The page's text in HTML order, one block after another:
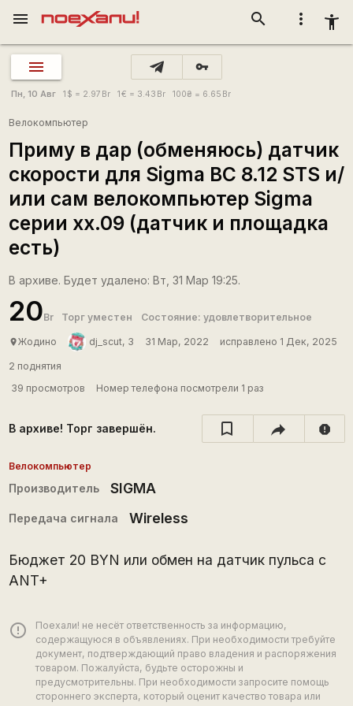
more_vert accessibility_new
search
menu
vpn_key
Пн, 10 Авг 1 $ = 2.97 Br 1€ = 3.43 Br 100₴ = 6.65 Br
Велокомпьютер
Приму в дар (обменяюсь) датчик
скорости для Sigma BC 8.12 STS и/
или сам велокомпьютер Sigma
серии хх.09 (датчик и площадка
есть)
В архиве. Будет удалено: Вт, 31 Мар 19:25.
20Br Торг уместен Состояние: удовлетворительное
placeЖодино dj_scut, 3 31 Мар, 2022 исправлено 1 Дек, 2025
2 поднятия
39 просмотров
Номер телефона посмотрели 1 раз
В архиве! Торг завершён. report
Велокомпьютер
Производитель SIGMA
Передача сигнала Wireless
Бюджет 20 BYN или обмен на датчик пульса с
ANT+
error_outline
Поехали! не несёт ответственность за информацию,
содержащуюся в объявлениях. При необходимости требуйте
документ, подтверждающий право владения и распоряжения
товаром. Пожалуйста, будьте осторожны и
предусмотрительны. При необходимости запросите помощь
стороннего эксперта, который оценит качество товара или